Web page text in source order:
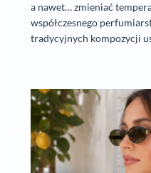
a nawet… zmieniać
współczesnego
tradycyjnych kompozycji